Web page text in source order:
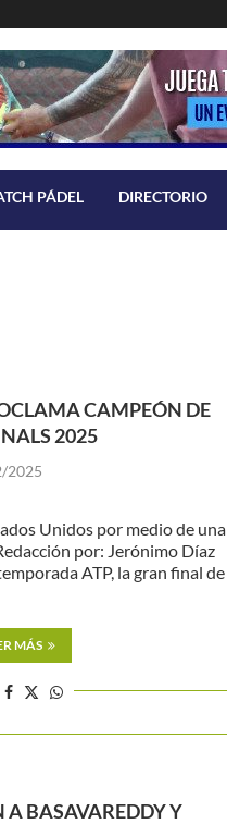
PÁDEL DIRECTORIO
CAMPEÓN DE
2025
2025
Unidos por medio de una
por: Jerónimo Díaz
ATP, la gran final de
MÁS
BASAVAREDDY Y